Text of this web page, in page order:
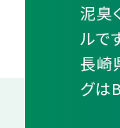
泥臭
ルで
長崎
グは